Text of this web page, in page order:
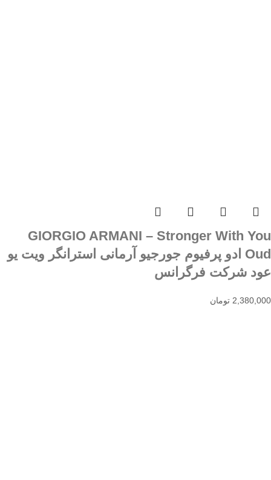
GIORGIO ARMANI – Stronger With You
Oud ادو پرفیوم جورجیو آرمانی استرانگر ویت یو
عود شرکت فرگرانس
2,380,000 تومان